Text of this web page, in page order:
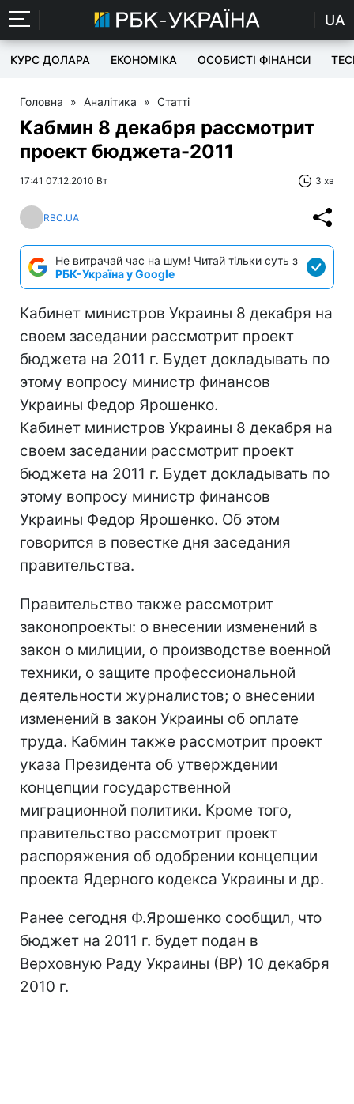
UA
КУРС ДОЛАРА ЕКОНОМІКА ОСОБИСТІ ФІНАНСИ
Головна » Аналітика » Статті
Кабмин 8 декабря рассмотрит
проект бюджета-2011
17:41 07.12.2010 Вт 3 хв
RBC.UA
Не витрачай час на шум! Читай тільки суть з
РБК-Україна у Google
Кабинет министров Украины 8 декабря на
своем заседании рассмотрит проект
бюджета на 2011 г. Будет докладывать по
этому вопросу министр финансов
Украины Федор Ярошенко.
Кабинет министров Украины 8 декабря на
своем заседании рассмотрит проект
бюджета на 2011 г. Будет докладывать по
этому вопросу министр финансов
Украины Федор Ярошенко. Об этом
говорится в повестке дня заседания
правительства.
Правительство также рассмотрит
законопроекты: о внесении изменений в
закон о милиции, о производстве военной
техники, о защите профессиональной
деятельности журналистов; о внесении
изменений в закон Украины об оплате
труда. Кабмин также рассмотрит проект
указа Президента об утверждении
концепции государственной
миграционной политики. Кроме того,
правительство рассмотрит проект
распоряжения об одобрении концепции
проекта Ядерного кодекса Украины и др.
Ранее сегодня Ф.Ярошенко сообщил, что
бюджет на 2011 г. будет подан в
Верховную Раду Украины (ВР) 10 декабря
2010 г.